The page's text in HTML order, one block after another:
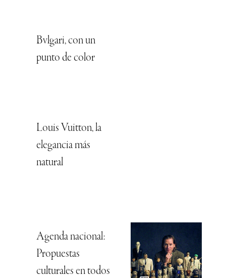
Bvlgari, con un
punto de color
Louis Vuitton, la
elegancia más
natural
Agenda nacional:
Propuestas
culturales en todos